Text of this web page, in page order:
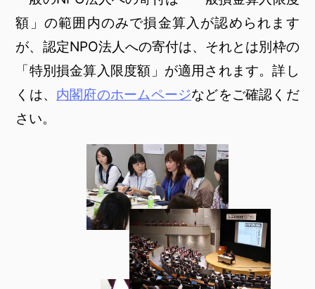
額」の範囲内のみで損金算入が認められます
が、認定NPO法人への寄付は、それとは別枠の
「特別損金算入限度額」が適用されます。詳し
くは、 内閣府のホームページなどをご確認くだ
さい。